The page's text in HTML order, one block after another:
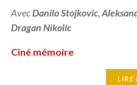
Avec Danilo Stojkovic,
Dragan Nikolic
Ciné mémoire
LIRE